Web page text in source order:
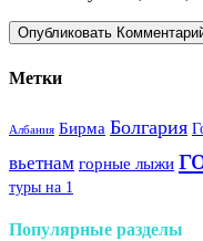
Метки
Албания Бирма Болгария
вьетнам горные лыжи
туры на 1
Популярные разделы